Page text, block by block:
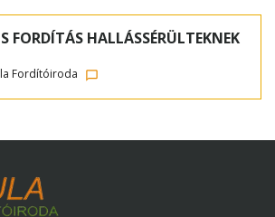
FORDÍTÁS HALLÁSSÉRÜLTEKNEK
Fordítóiroda chat_bubble_outline